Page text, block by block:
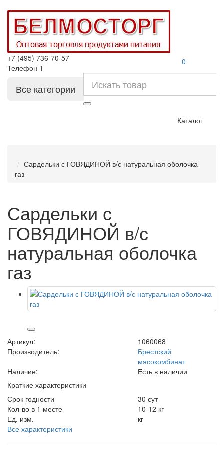
+7 (495) 736-70-57
Телефон 1
0
Все категории
Каталог
Сардельки с ГОВЯДИНОЙ в/с натуральная оболочка
газ
Сардельки с
ГОВЯДИНОЙ в/с
натуральная оболочка
газ
Артикул:
1060068
Производитель:
Брестский
мясокомбинат
Наличие:
Есть в наличии
Краткие характеристики
Срок годности
30 сут
Кол-во в 1 месте
10-12 кг
Ед. изм.
кг
Все характеристики